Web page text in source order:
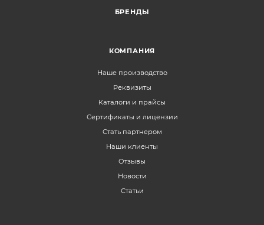
БРЕНДЫ
КОМПАНИЯ
Наше производство
Реквизиты
Каталоги и прайсы
Сертификаты и лицензии
Стать партнером
Наши клиенты
Отзывы
Новости
Статьи